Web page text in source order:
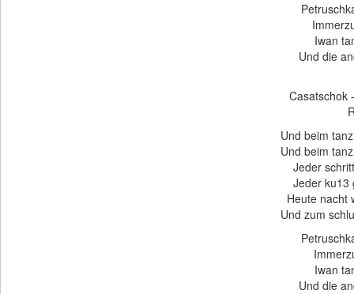
Iwan
Und die
Casatschok
Und beim
Und beim
Jeder
Jeder ku13
Heute nacht
Und zum
Iwan
Und die